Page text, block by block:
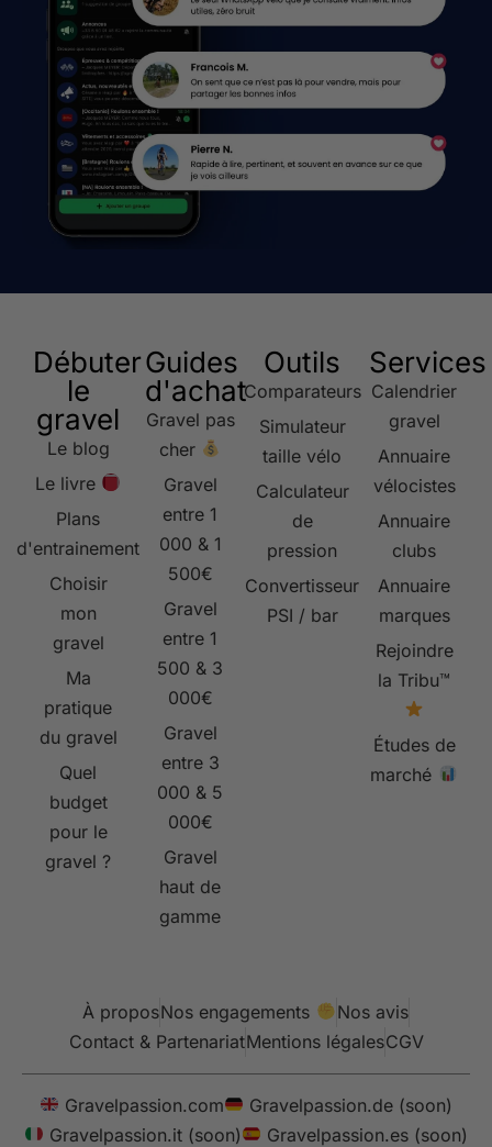
Débuter
le
gravel
Le blog
Le livre
Plans
d'entrainement
Choisir
mon
gravel
Ma
pratique
du gravel
Quel
budget
pour le
gravel ?
Guides
d'achat
Gravel pas
cher
Gravel
entre 1
000 & 1
500€
Gravel
entre 1
500 & 3
000€
Gravel
entre 3
000 & 5
000€
Gravel
haut de
gamme
Outils
Comparateurs
Simulateur
taille vélo
Calculateur
de
pression
Convertisseur
PSI / bar
Services
Calendrier
gravel
Annuaire
vélocistes
Annuaire
clubs
Annuaire
marques
Rejoindre
la Tribu™
Études de
marché
À proposNos engagements
Nos avis
Contact & PartenariatMentions légalesCGV
Gravelpassion.com
Gravelpassion.de (soon)
Gravelpassion.it (soon)
Gravelpassion.es (soon)